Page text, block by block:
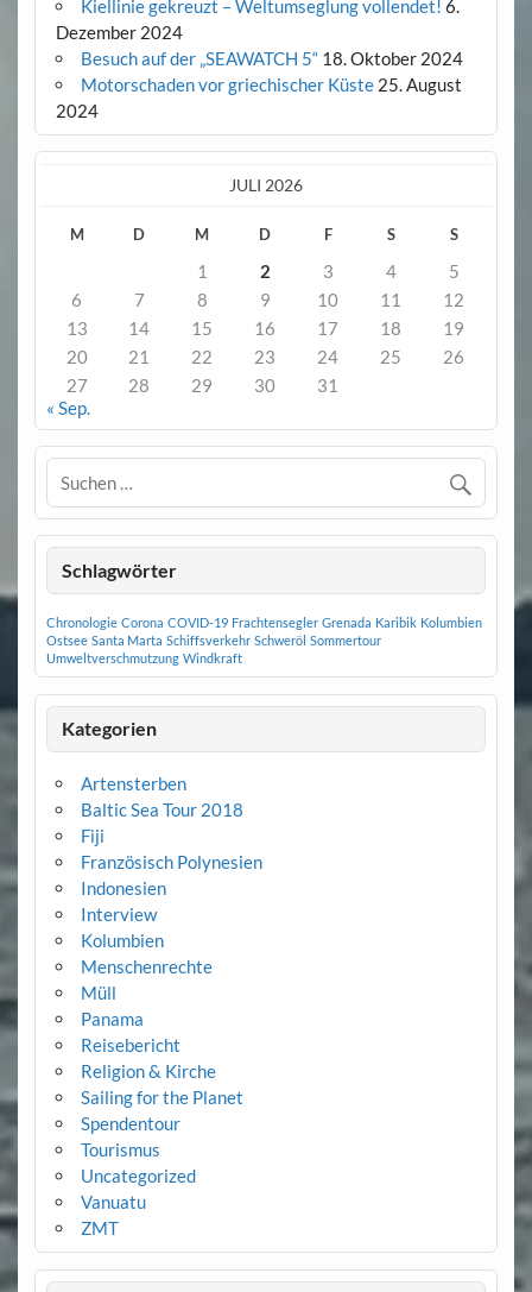
Kiellinie gekreuzt – Weltumseglung vollendet! 6.
Dezember 2024
Besuch auf der „SEAWATCH 5“ 18. Oktober 2024
Motorschaden vor griechischer Küste 25. August
2024
JULI 2026
M D M D F S S
1 2 3 4
5
6
7 8 9 10 11
12
13
14 15 16 17 18
19
20
21 22 23 24 25
26
27
28 29 30
31
« Sep.
Schlagwörter
Chronologie Corona COVID-19 Frachtensegler Grenada Karibik Kolumbien
Ostsee Santa Marta Schiffsverkehr Schweröl Sommertour
Umweltverschmutzung Windkraft
Kategorien
Artensterben
Baltic Sea Tour 2018
Fiji
Französisch Polynesien
Indonesien
Interview
Kolumbien
Menschenrechte
Müll
Panama
Reisebericht
Religion & Kirche
Sailing for the Planet
Spendentour
Tourismus
Uncategorized
Vanuatu
ZMT